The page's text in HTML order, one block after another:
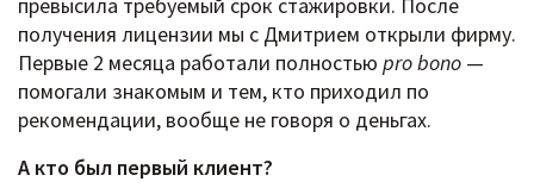
получения лицензии мы с Дмитрием открыли фирму.
Первые 2 месяца работали полностью pro bono —
помогали знакомым и тем, кто приходил по
рекомендации, вообще не говоря о деньгах.
А кто был первый клиент?